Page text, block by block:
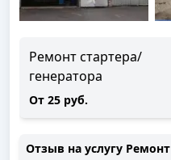
Ремонт стартера/
генератора
От 25 руб.
Отзыв на услугу